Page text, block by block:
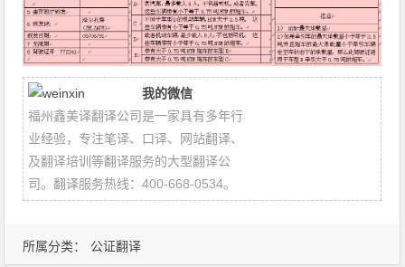
所属分类： 公证翻译
我的微信
福州鑫美译翻译公司是一家具有多年行
业经验，专注笔译、口译、网站翻译、
及翻译培训等翻译服务的大型翻译公
司。翻译服务热线：400-668-0534。